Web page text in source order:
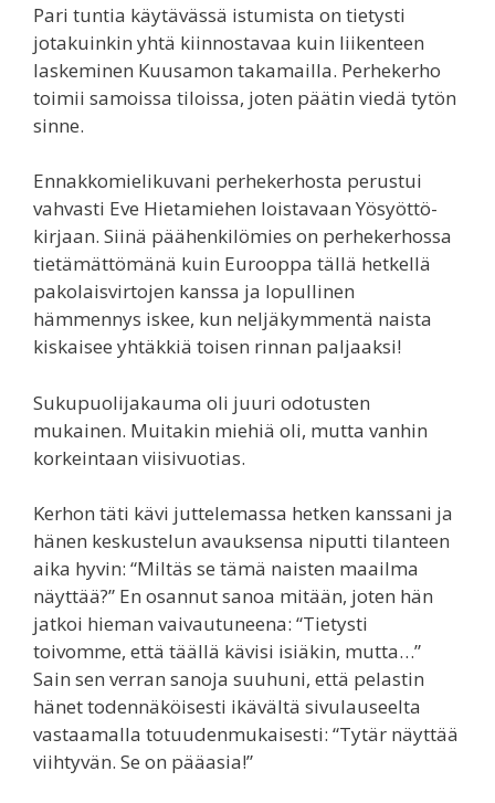
Pari tuntia käytävässä istumista on tietysti
jotakuinkin yhtä kiinnostavaa kuin liikenteen
laskeminen Kuusamon takamailla. Perhekerho
toimii samoissa tiloissa, joten päätin viedä tytön
sinne.
Ennakkomielikuvani perhekerhosta perustui
vahvasti Eve Hietamiehen loistavaan Yösyöttö-
kirjaan. Siinä päähenkilömies on perhekerhossa
tietämättömänä kuin Eurooppa tällä hetkellä
pakolaisvirtojen kanssa ja lopullinen
hämmennys iskee, kun neljäkymmentä naista
kiskaisee yhtäkkiä toisen rinnan paljaaksi!
Sukupuolijakauma oli juuri odotusten
mukainen. Muitakin miehiä oli, mutta vanhin
korkeintaan viisivuotias.
Kerhon täti kävi juttelemassa hetken kanssani ja
hänen keskustelun avauksensa niputti tilanteen
aika hyvin: “Miltäs se tämä naisten maailma
näyttää?” En osannut sanoa mitään, joten hän
jatkoi hieman vaivautuneena: “Tietysti
toivomme, että täällä kävisi isiäkin, mutta…”
Sain sen verran sanoja suuhuni, että pelastin
hänet todennäköisesti ikävältä sivulauseelta
vastaamalla totuudenmukaisesti: “Tytär näyttää
viihtyvän. Se on pääasia!”